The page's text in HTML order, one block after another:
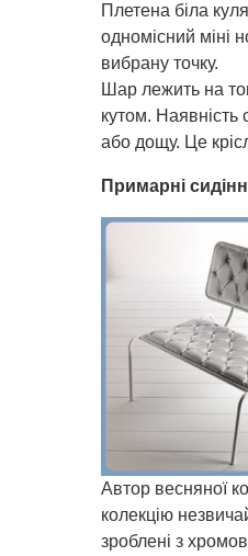
Плетена біла
одномісний міні
вибрану точку.
Шар лежить на
кутом. Наявність
або дощу. Це
Примарні
Автор весняної
колекцію
зроблені з